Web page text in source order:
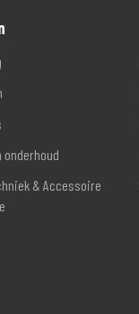
onderhoud
& Accessoire